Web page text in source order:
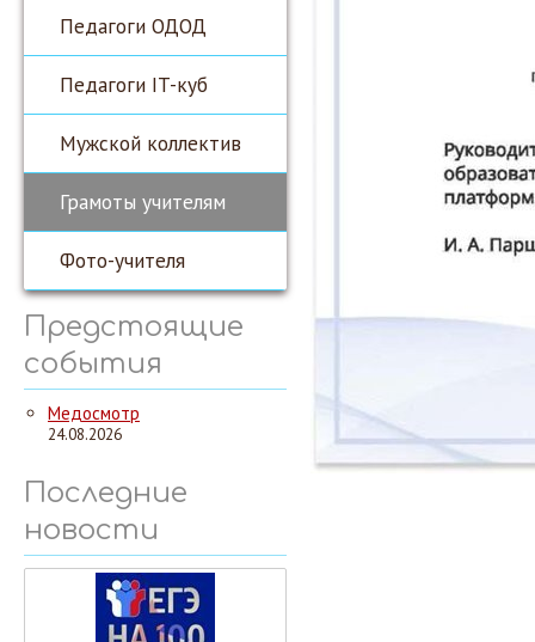
Педагоги ОДОД
Педагоги IT-куб
Мужской коллектив
Грамоты учителям
Фото-учителя
Предстоящие
события
Медосмотр
24.08.2026
Последние
новости